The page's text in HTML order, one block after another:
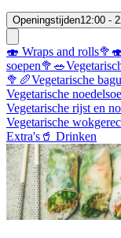
Openingstijden12:00 -
🍣 Wraps and rolls
soepen
🥦🥖Vegetarische
Vegetarische
Vegetarische rijst en
Vegetarische
Extra's 🥤 Drinken